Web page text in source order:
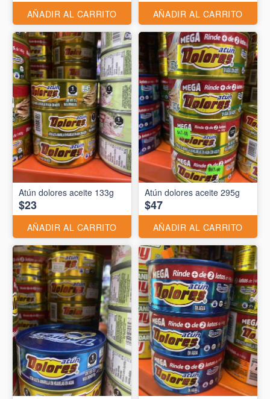
AÑADIR AL CARRITO AÑADIR AL CARRITO
Atún dolores aceite 133g
$23
AÑADIR AL CARRITO
Atún dolores aceite 295g
$47
AÑADIR AL CARRITO